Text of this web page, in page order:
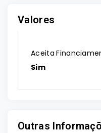
Valores
Aceita
Sim
Outras